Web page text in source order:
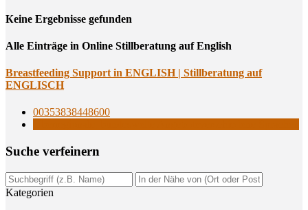
Кeine Ergebnisse gefunden
Alle Einträge in Online Stillberatung auf English
Breast­fee­ding Sup­port in ENGLISH | Still­be­ra­tung auf
ENGLISCH
00353838448600
Suche ver­fei­nern
Kategorien